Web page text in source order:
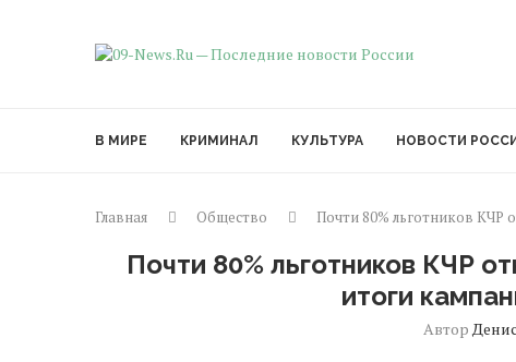
В МИРЕ КРИМИНАЛ КУЛЬТУРА НОВОСТИ
Главная Общество Почти 80% льготников КЧР
Почти 80% льготников КЧР
итоги
Автор Денис